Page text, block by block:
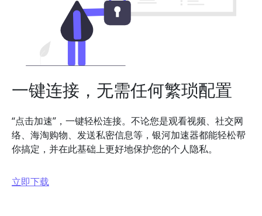
一键连接，无需任何繁琐配置
“点击加速”，一键轻松连接。不论您是观看视频、社交网
络、海淘购物、发送私密信息等，银河加速器都能轻松帮
你搞定，并在此基础上更好地保护您的个人隐私。
立即下载